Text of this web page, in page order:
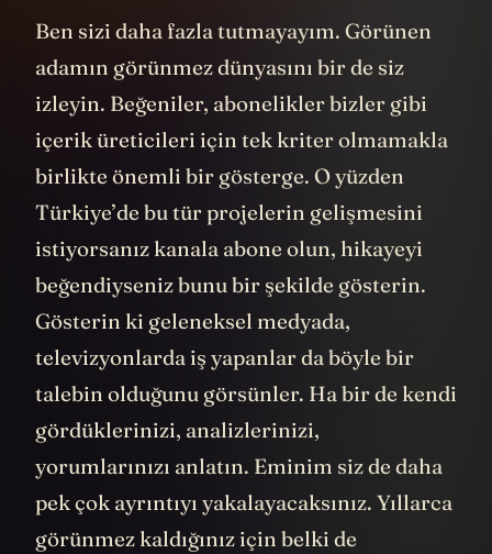
Ben sizi daha fazla tutmayayım. Görünen
adamın görünmez dünyasını bir de siz
izleyin. Beğeniler, abonelikler bizler gibi
içerik üreticileri için tek kriter olmamakla
birlikte önemli bir gösterge. O yüzden
Türkiye’de bu tür projelerin gelişmesini
istiyorsanız kanala abone olun, hikayeyi
beğendiyseniz bunu bir şekilde gösterin.
Gösterin ki geleneksel medyada,
televizyonlarda iş yapanlar da böyle bir
talebin olduğunu görsünler. Ha bir de kendi
gördüklerinizi, analizlerinizi,
yorumlarınızı anlatın. Eminim siz de daha
pek çok ayrıntıyı yakalayacaksınız. Yıllarca
görünmez kaldığınız için belki de